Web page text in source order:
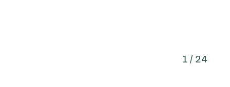
1 / 24